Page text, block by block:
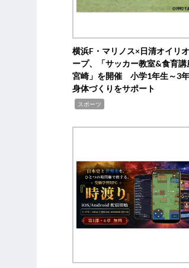
横浜F・マリノス×日清オイリ
ープ、「サッカー教室&食育講
宮崎」を開催 小学1年生～3
身体づくりをサポート
スポーツ